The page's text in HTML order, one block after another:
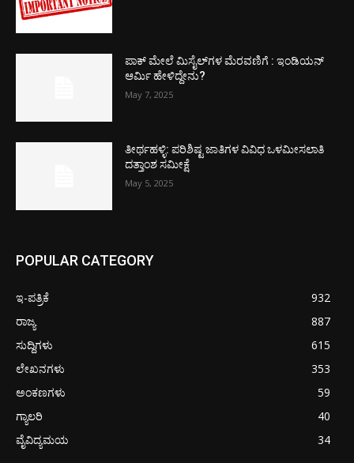
ಪಾಕ್​ ಮೇಲೆ ಮಿಸೈಲ್​ಗಳ ಮೆರವಣಿಗೆ : ಇಂಡಿಯನ್
ಆರ್ಮಿ ಹೇಳಿದ್ದೇನು?
May 7, 2025
ತೀರ್ಥಹಳ್ಳಿ: ಪರಿಶಿಷ್ಟ ಜಾತಿಗಳ ವಿವಿಧ ಒಳಮೀಸಲಾತಿ
ದತ್ತಾಂಶ ಸಮೀಕ್ಷೆ
May 5, 2025
POPULAR CATEGORY
ಇ-ಪತ್ರಿಕೆ
932
ರಾಜ್ಯ
887
ಸುದ್ದಿಗಳು
615
ಲೇಖನಗಳು
353
ಅಂಕಣಗಳು
59
ಗ್ಯಾಲರಿ
40
ವೈವಿದ್ಯಮಯ
34